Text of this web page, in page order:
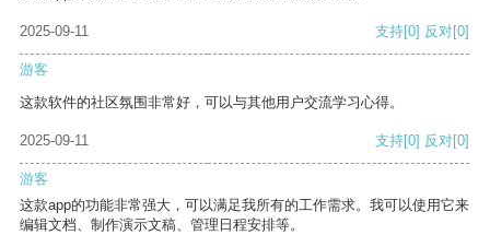
2025-09-11 支持[0] 反对[0]
游客
这款软件的社区氛围非常好，可以与其他用户交流学习心得。
2025-09-11 支持[0] 反对[0]
游客
这款app的功能非常强大，可以满足我所有的工作需求。我可以使用它来
编辑文档、制作演示文稿、管理日程安排等。